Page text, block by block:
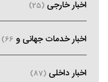
اخبار خارجی (25)
اخبار خدمات جهانی و APF (66)
اخبار داخلی (87)